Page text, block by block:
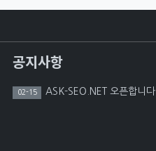
공지사항
02-15 ASK-SEO.NET 오픈합니다.